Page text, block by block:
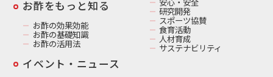
お酢をもっと知る
お酢の効果効能
お酢の基礎知識
お酢の活用法
研究開発
スポーツ協賛
食育活動
人材育成
サステナビリティ
イベント・ニュース